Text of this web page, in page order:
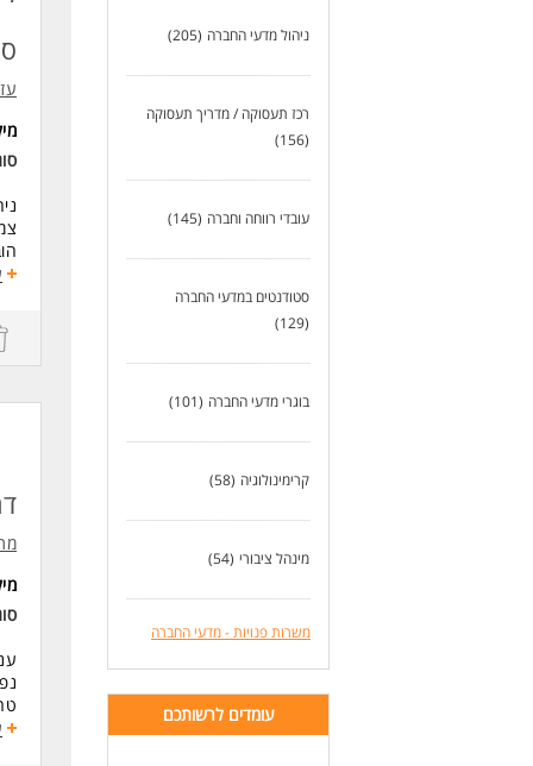
ניהול מדעי החברה (205)
רכז תעסוקה / מדריך תעסוקה
(156)
עובדי רווחה וחברה (145)
סטודנטים במדעי החברה
(129)
בוגרי מדעי החברה (101)
קרימינולוגיה (58)
מינהל ציבורי (54)
משרות פנויות - מדעי החברה
עומדים לרשותכם
משרה